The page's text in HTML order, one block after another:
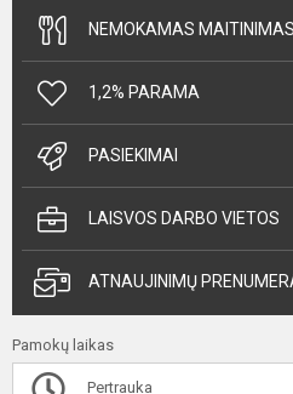
NEMOKAMAS
1,2% PARAMA
PASIEKIMAI
LAISVOS DARBO VIETOS
ATNAUJINIMŲ
Pamokų laikas
Pertrauka